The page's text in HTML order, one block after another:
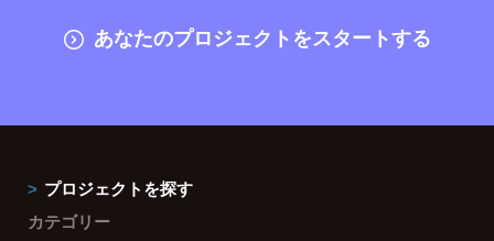
あなたのプロジェクトをスタートする
プロジェクトを探す
カテゴリー